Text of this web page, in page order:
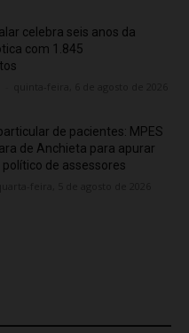
celebra seis anos da
com 1.845
de pacientes: MPES
de Anchieta para apurar
político de assessores